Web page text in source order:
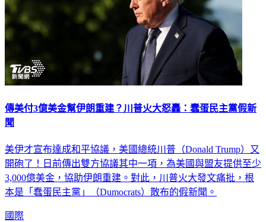
傳美付3億美金幫伊朗重建？川普火大怒轟：蠢蛋民主黨假新
聞
美伊才宣布達成和平協議，美國總統川普（Donald Trump）又
開砲了！日前傳出雙方協議其中一項，為美國與盟友提供至少
3,000億美金，協助伊朗重建。對此，川普火大發文痛批，根
本是「蠢蛋民主黨」（Dumocrats）散布的假新聞。
國際